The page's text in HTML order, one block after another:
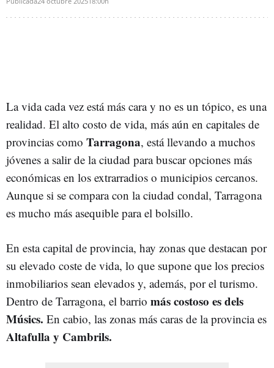
La vida cada vez está más cara y no es un tópico, es una
realidad. El alto costo de vida, más aún en capitales de
provincias como Tarragona, está llevando a muchos
jóvenes a salir de la ciudad para buscar opciones más
económicas en los extrarradios o municipios cercanos.
Aunque si se compara con la ciudad condal, Tarragona
es mucho más asequible para el bolsillo.
En esta capital de provincia, hay zonas que destacan por
su elevado coste de vida, lo que supone que los precios
inmobiliarios sean elevados y, además, por el turismo.
Dentro de Tarragona, el barrio más costoso es dels
Músics. En cabio, las zonas más caras de la provincia es
Altafulla y Cambrils.